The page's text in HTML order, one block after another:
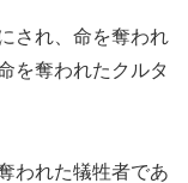
され、命を奪われ
を奪われたクルタ
われた犠牲者であ